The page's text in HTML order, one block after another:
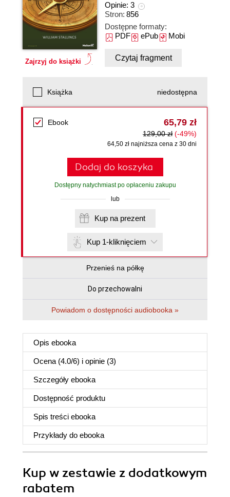
Zajrzyj do książki
Opinie: 3
Stron: 856
Dostępne formaty:
PDFePubMobi
Czytaj fragment
Książka niedostępna
Ebook 65,79 zł
129,00 zł (-49%)
64,50 zł najniższa cena z 30 dni
Dodaj do koszyka
Dostępny natychmiast po opłaceniu zakupu
lub
Kup na prezent
Kup 1-kliknięciem
Przenieś na półkę
Do przechowalni
Powiadom o dostępności audiobooka »
Opis ebooka
Ocena (4.0/6) i opinie (3)
Szczegóły ebooka
Dostępność produktu
Spis treści ebooka
Przykłady do ebooka
Kup w zestawie z dodatkowym
rabatem